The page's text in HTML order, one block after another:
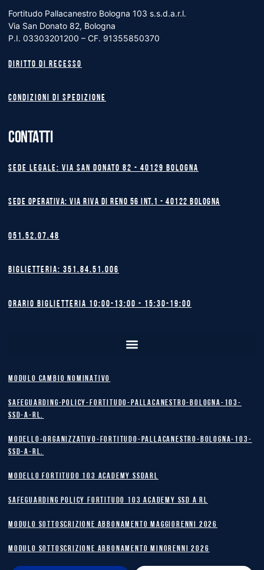
Fortitudo Pallacanestro Bologna 103 s.s.d.a.r.l.
Via San Donato 82, Bologna
P.I. 03303201200 – CF. 91355850370
Diritto di recesso
Condizioni di spedizione
CONTATTI
Sede legale: Via San Donato 82 - 40129 BOLOGNA
Sede operativa: Via Riva di Reno 56 int.1 - 40122 BOLOGNA
051.52.07.48
Biglietteria: 351.84.51.006
Orario biglietteria 10:00-13:00 - 15:30-19:00
MODULO CAMBIO NOMINATIVO
safeguarding-policy-Fortitudo-Pallacanestro-Bologna-103-
SSD-A-RL.
Modello-Organizzativo-Fortitudo-Pallacanestro-Bologna-103-
SSD-A-RL.
MODELLO FORTITUDO 103 ACADEMY SSDARL
safeguarding policy Fortitudo 103 Academy SSD A RL
MODULO SOTTOSCRIZIONE ABBONAMENTO MAGGIORENNI 2026
MODULO SOTTOSCRIZIONE ABBONAMENTO MINORENNI 2026